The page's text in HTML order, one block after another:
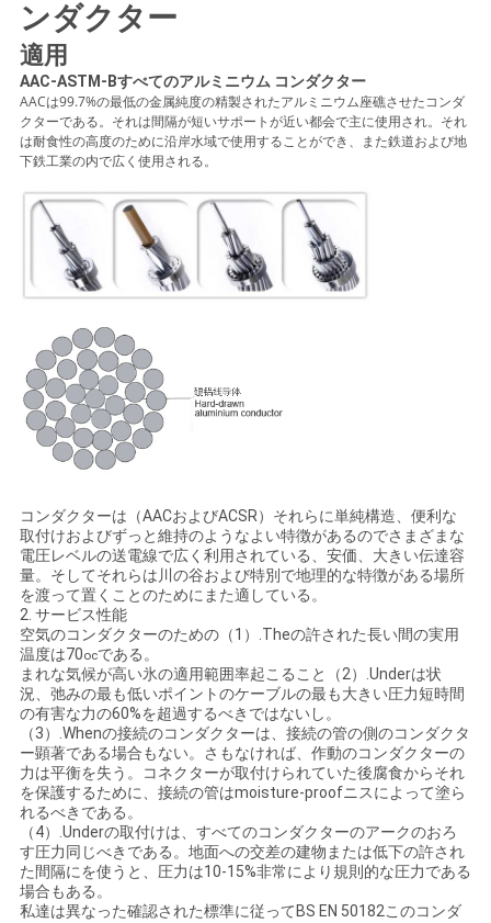
ニ
ュ
ー
ス
用
要
求
な
さ
い
地
図
PRIVACY
POLICY
ンダクター
適用
AAC-ASTM-Bすべてのアルミニウム コンダクター
AACは99.7%の最低の金属純度の精製されたアルミニウム座礁させたコンダ
クターである。それは間隔が短いサポートが近い都会で主に使用され。それ
は耐食性の高度のために沿岸水域で使用することができ、また鉄道および地
下鉄工業の内で広く使用される。
コンダクターは（AACおよびACSR）それらに単純構造、便利な
取付けおよびずっと維持のようなよい特徴があるのでさまざまな
電圧レベルの送電線で広く利用されている、安価、大きい伝達容
量。そしてそれらは川の谷および特別で地理的な特徴がある場所
を渡って置くことのためにまた適している。
2. サービス性能
空気のコンダクターのための（1）.Theの許された長い間の実用
温度は70ocである。
まれな気候が高い氷の適用範囲率起こること（2）.Underは状
況、弛みの最も低いポイントのケーブルの最も大きい圧力短時間
の有害な力の60%を超過するべきではないし。
（3）.Whenの接続のコンダクターは、接続の管の側のコンダクタ
ー顕著である場合もない。さもなければ、作動のコンダクターの
力は平衡を失う。コネクターが取付けられていた後腐食からそれ
を保護するために、接続の管はmoisture-proofニスによって塗ら
れるべきである。
（4）.Underの取付けは、すべてのコンダクターのアークのおろ
す圧力同じべきである。地面への交差の建物または低下の許され
た間隔にを使うと、圧力は10-15%非常により規則的な圧力である
場合もある。
私達は異なった確認された標準に従ってBS EN 50182このコンダ